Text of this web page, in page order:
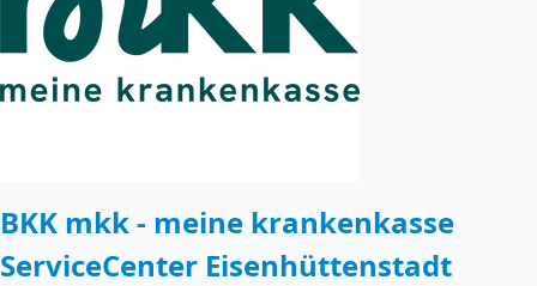
BKK mkk - meine krankenkasse
ServiceCenter Eisenhüttenstadt